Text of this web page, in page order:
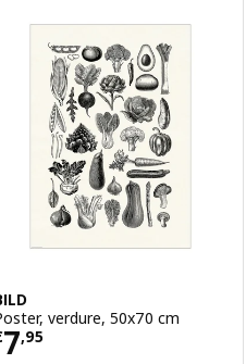
verdure, 50x70 cm
7,95 € 7,95